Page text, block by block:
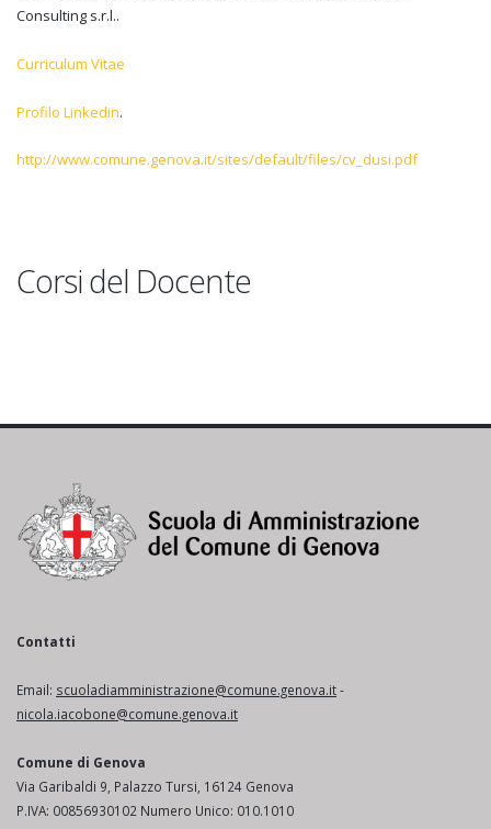
Consulting s.r.l..
Curriculum Vitae
Profilo Linkedin.
http://www.comune.genova.it/sites/default/files/cv_dusi.pdf
Corsi del Docente
Contatti
Email: scuoladiamministrazione@comune.genova.it-
nicola.iacobone@comune.genova.it
Comune di Genova
Via Garibaldi 9, Palazzo Tursi, 16124 Genova
P.IVA: 00856930102 Numero Unico: 010.1010